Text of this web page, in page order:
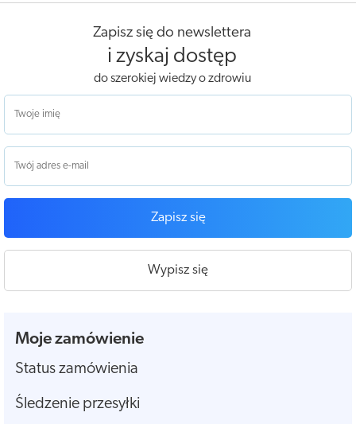
Zapisz się do newslettera
i zyskaj dostęp
do szerokiej wiedzy o zdrowiu
Zapisz się
Wypisz się
Moje zamówienie
Status zamówienia
Śledzenie przesyłki